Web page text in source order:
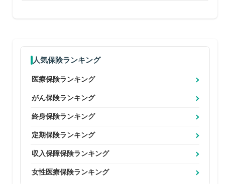
人気保険ランキング
医療保険ランキング
がん保険ランキング
終身保険ランキング
定期保険ランキング
収入保障保険ランキング
女性医療保険ランキング